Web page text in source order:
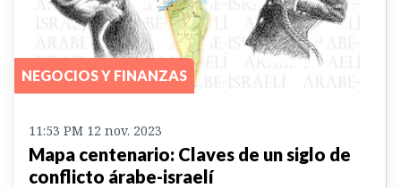
NEGOCIOS Y FINANZAS
11:53 PM 12 nov. 2023
Mapa centenario: Claves de un siglo de
conflicto árabe-israelí